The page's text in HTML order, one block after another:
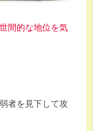
間的な地位を気
者を見下して攻